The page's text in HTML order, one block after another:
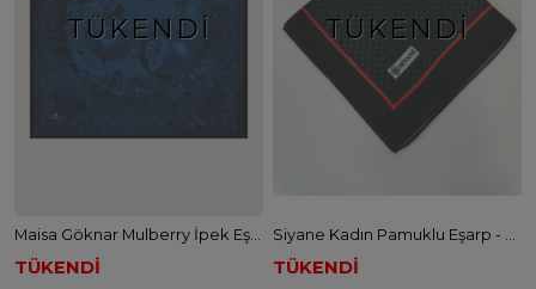
TÜKENDI
TÜKENDİ
TÜKENDI
TÜKENDİ